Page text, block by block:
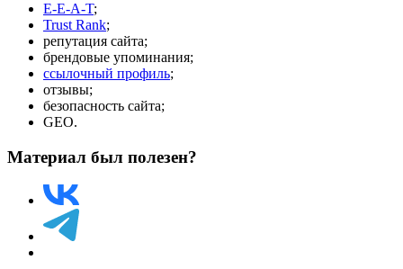
E-E-A-T;
Trust Rank;
репутация сайта;
брендовые упоминания;
ссылочный профиль;
отзывы;
безопасность сайта;
GEO.
Материал был полезен?